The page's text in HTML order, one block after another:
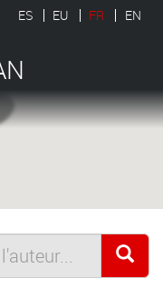
ES EU FR EN